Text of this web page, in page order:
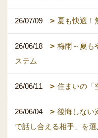
26/07/09 夏も快適！
26/06/18
梅雨～夏も
ステム
26/06/11 住まいの「
26/06/04
後悔しない
で話し合える相手」を選